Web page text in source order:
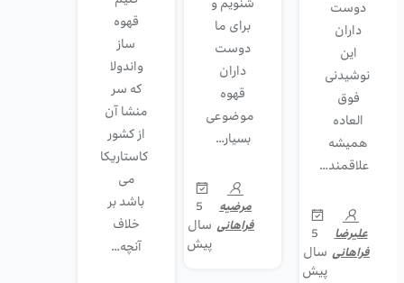
دوست
داران
این
نوشیدنی
فوق
العاده
همیشه
علاقمند…
علیرضا
فراهانی
5
سال
پیش
شنویم و
برای ما
دوست
داران
قهوه
موضوعی
بسیار…
مرضیه
فراهانی
5
سال
پیش
قهوه
ساز
واندولا
که سر
منشا آن
از کشور
کاستاریکا
می
باشد بر
خلاف
آنچه…